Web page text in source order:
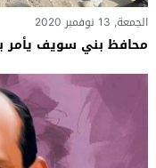
الجمعة, 13 نوفمبر 2020
محافظ بني سويف يأمر